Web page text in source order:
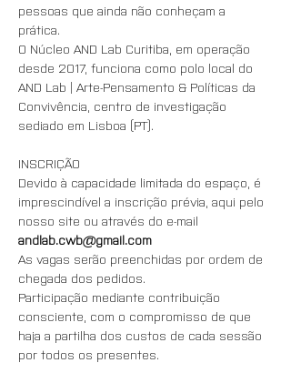
pessoas que ainda não conheçam a
prática.
O Núcleo AND Lab Curitiba, em operação
desde 2017, funciona como polo local do
AND Lab | Arte-Pensamento & Políticas da
Convivência, centro de investigação
sediado em Lisboa (PT).
INSCRIÇÃO
Devido à capacidade limitada do espaço, é
imprescindível a inscrição prévia, aqui pelo
nosso site ou através do e-mail
andlab.cwb@gmail.com
As vagas serão preenchidas por ordem de
chegada dos pedidos.
Participação mediante contribuição
consciente, com o compromisso de que
haja a partilha dos custos de cada sessão
por todos os presentes.